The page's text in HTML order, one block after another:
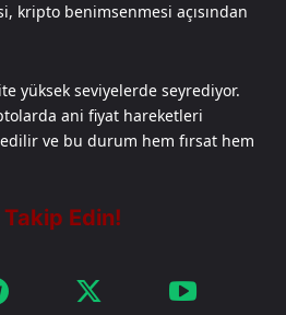
kripto benimsenmesi açısından
yüksek seviyelerde seyrediyor.
ani fiyat hareketleri
ve bu durum hem fırsat hem